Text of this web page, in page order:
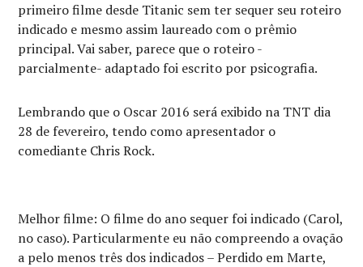
primeiro filme desde Titanic sem ter sequer seu roteiro
indicado e mesmo assim laureado com o prêmio
principal. Vai saber, parece que o roteiro -
parcialmente- adaptado foi escrito por psicografia.
Lembrando que o Oscar 2016 será exibido na TNT dia
28 de fevereiro, tendo como apresentador o
comediante Chris Rock.
Melhor filme: O filme do ano sequer foi indicado (Carol,
no caso). Particularmente eu não compreendo a ovação
a pelo menos três dos indicados – Perdido em Marte,